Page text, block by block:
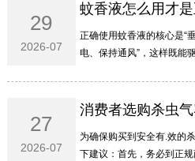
29
2026-07
蚊香液怎么用才
正确使用蚊香液的核心是“
电、保持通风”‌，这样既能
27
2026-07
消费者选购杀虫
为确保购买到安全有.效的
下建议：首先，务必到正